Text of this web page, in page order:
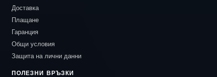
Доставка
Плащане
Гаранция
Общи условия
Защита на лични данни
ПОЛЕЗНИ ВРЪЗКИ